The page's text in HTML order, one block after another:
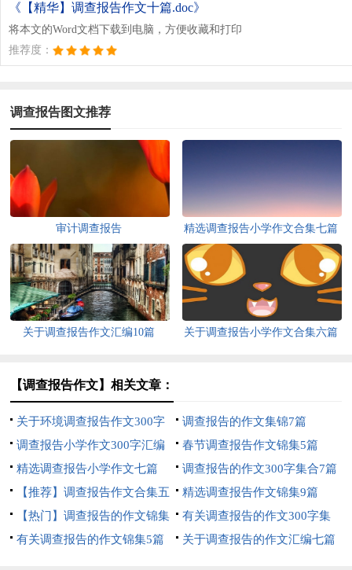
《【精华】调查报告作文十篇.doc》
将本文的Word文档下载到电脑，方便收藏和打印
推荐度：
调查报告图文推荐
审计调查报告 精选调查报告小学作文合集七篇
关于调查报告作文汇编10篇 关于调查报告小学作文合集六篇
【调查报告作文】相关文章：
关于环境调查报告作文300字
十篇
调查报告的作文集锦7篇
调查报告小学作文300字汇编
五篇
春节调查报告作文锦集5篇
精选调查报告小学作文七篇
调查报告的作文300字集合7篇
【推荐】调查报告作文合集五
篇
精选调查报告作文锦集9篇
【热门】调查报告的作文锦集
7篇
有关调查报告的作文300字集
合9篇
有关调查报告的作文锦集5篇 关于调查报告的作文汇编七篇